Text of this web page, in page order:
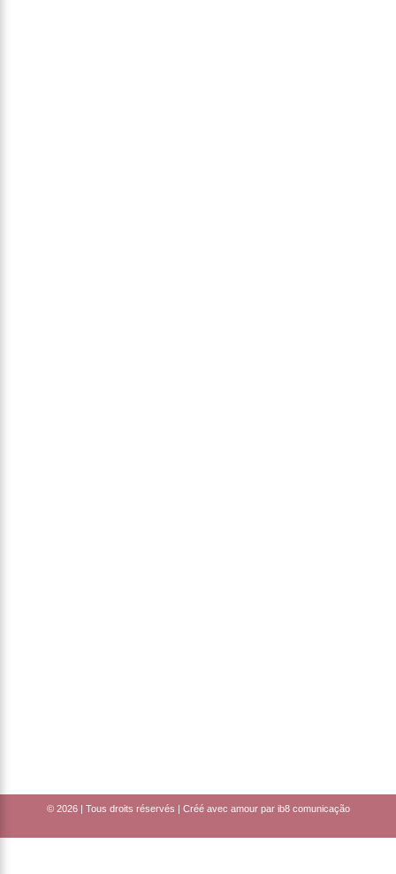
© 2026 | Tous droits réservés | Créé avec amour par ib8 comunicação